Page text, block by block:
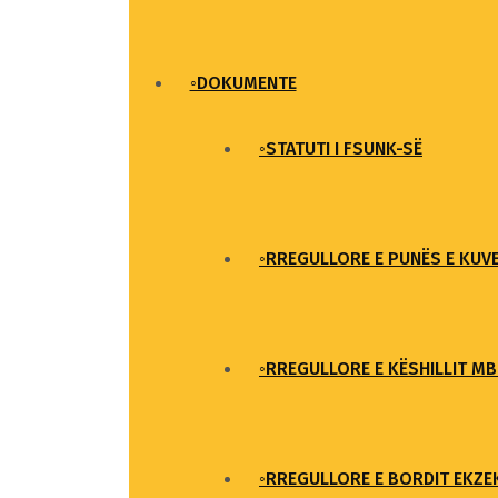
◦DOKUMENTE
◦STATUTI I FSUNK-SË
◦RREGULLORE E PUNËS E
◦RREGULLORE E KËSHILLIT
◦RREGULLORE E BORDIT